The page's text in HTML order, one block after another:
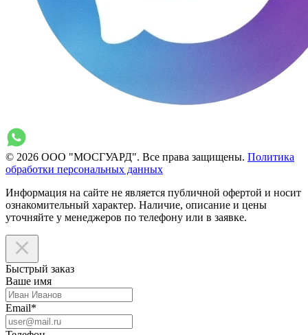
© 2026 ООО "МОСГУАРД". Все права защищены. Политика
обработки персональных данных
Информация на сайте не является публичной офертой и носит
ознакомительный характер. Наличие, описание и цены
уточняйте у менеджеров по телефону или в заявке.
Быстрый заказ
Ваше имя
Email*